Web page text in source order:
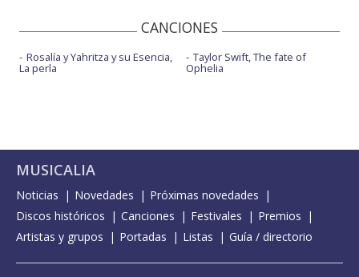
CANCIONES
Rosalía y Yahritza y su Esencia,
La perla
Taylor Swift, The fate of
Ophelia
MUSICALIA
Noticias Novedades
Próximas novedades
Discos históricos
Canciones Festivales
Premios
Artistas y grupos
Portadas Listas Guía / directorio